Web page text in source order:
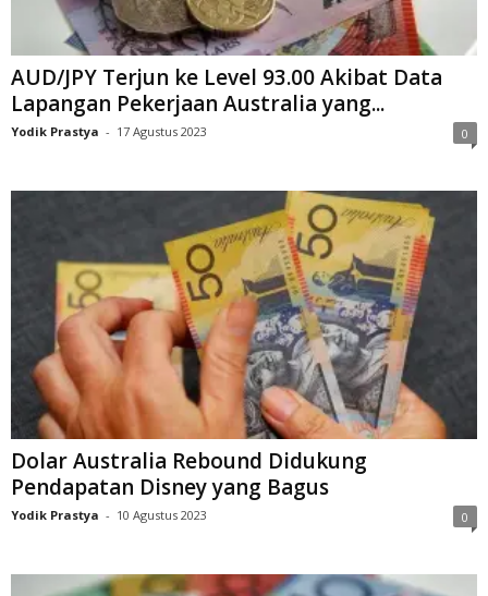
AUD/JPY Terjun ke Level 93.00 Akibat Data
Lapangan Pekerjaan Australia yang...
Yodik Prastya - 17 Agustus 2023 0
Dolar Australia Rebound Didukung
Pendapatan Disney yang Bagus
Yodik Prastya - 10 Agustus 2023 0